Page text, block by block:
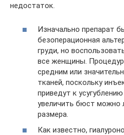
недостаток.
Изначально препарат
безоперационная
груди, но
все женщины.
средним или
тканей, поскольку
приведут к
увеличить бюст можно
размера.
Как известно,